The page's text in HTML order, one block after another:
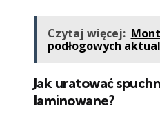
Czytaj więcej:
podłogowych
Jak uratować
laminowane?